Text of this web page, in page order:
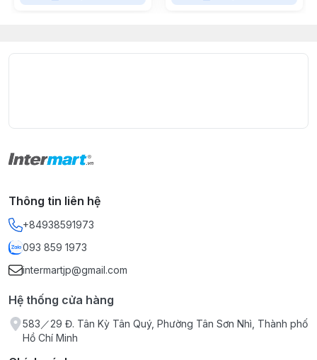
Thông tin liên hệ
+84938591973
093 859 1973
intermartjp@gmail.com
Hệ thống cửa hàng
583／29 Đ. Tân Kỳ Tân Quý, Phường Tân Sơn Nhì, Thành phố
Hồ Chí Minh